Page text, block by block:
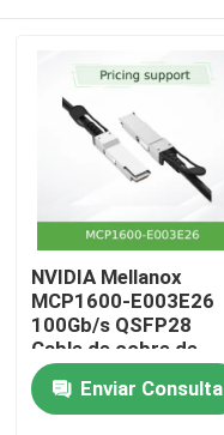
Productos
Vídeos
NVIDIA Mellanox
MCP1600-E003E26
100Gb/s QSFP28
Cable de cobre de
conexión directa
pasiva de 3m, EDR
InfiniBand, baja
Enviar Consulta